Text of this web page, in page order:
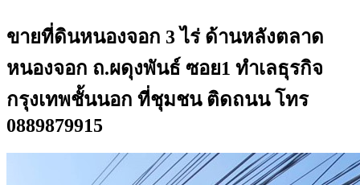
ขายที่ดินหนองจอก 3 ไร่ ด้านหลังตลาด
หนองจอก ถ.ผดุงพันธ์ ซอย1 ทำเลธุรกิจ
กรุงเทพชั้นนอก ที่ชุมชน ติดถนน โทร
0889879915